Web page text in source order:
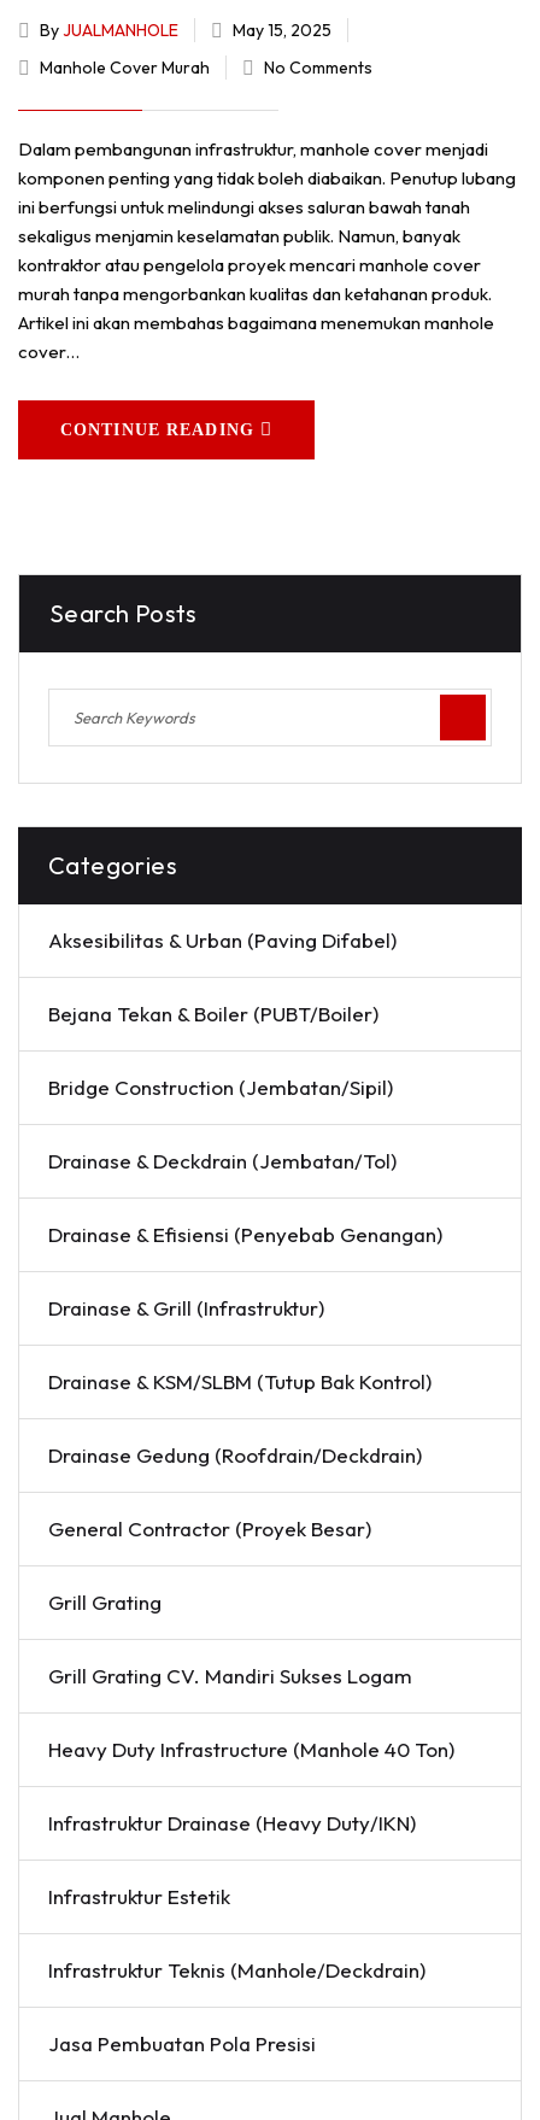
ByJUALMANHOLE
May 15, 2025
Manhole Cover Murah
No Comments
Dalam pembangunan infrastruktur, manhole cover menjadi
komponen penting yang tidak boleh diabaikan. Penutup lubang
ini berfungsi untuk melindungi akses saluran bawah tanah
sekaligus menjamin keselamatan publik. Namun, banyak
kontraktor atau pengelola proyek mencari manhole cover
murah tanpa mengorbankan kualitas dan ketahanan produk.
Artikel ini akan membahas bagaimana menemukan manhole
cover…
CONTINUE READING
Search Posts
Categories
Aksesibilitas & Urban (Paving Difabel)
Bejana Tekan & Boiler (PUBT/Boiler)
Bridge Construction (Jembatan/Sipil)
Drainase & Deckdrain (Jembatan/Tol)
Drainase & Efisiensi (Penyebab Genangan)
Drainase & Grill (Infrastruktur)
Drainase & KSM/SLBM (Tutup Bak Kontrol)
Drainase Gedung (Roofdrain/Deckdrain)
General Contractor (Proyek Besar)
Grill Grating
Grill Grating CV. Mandiri Sukses Logam
Heavy Duty Infrastructure (Manhole 40 Ton)
Infrastruktur Drainase (Heavy Duty/IKN)
Infrastruktur Estetik
Infrastruktur Teknis (Manhole/Deckdrain)
Jasa Pembuatan Pola Presisi